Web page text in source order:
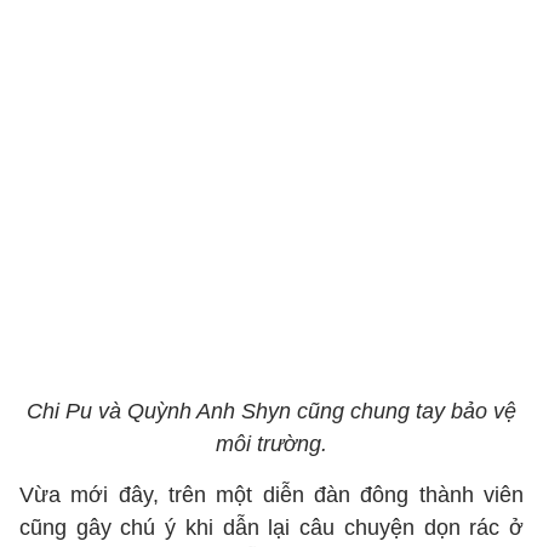
Chi Pu và Quỳnh Anh Shyn cũng chung tay bảo vệ
môi trường.
Vừa mới đây, trên một diễn đàn đông thành viên
cũng gây chú ý khi dẫn lại câu chuyện dọn rác ở